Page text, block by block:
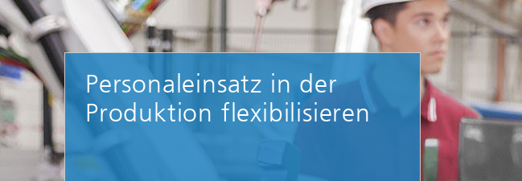
Personaleinsatz in der
Produktion flexibilisieren